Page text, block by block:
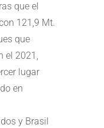
que el
121,9 Mt.
que
el 2021,
lugar
en
y Brasil